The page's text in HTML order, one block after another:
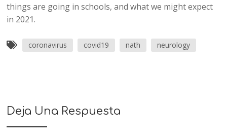
things are going in schools, and what we might expect
in 2021.
coronavirus covid19 nath neurology
Deja Una Respuesta